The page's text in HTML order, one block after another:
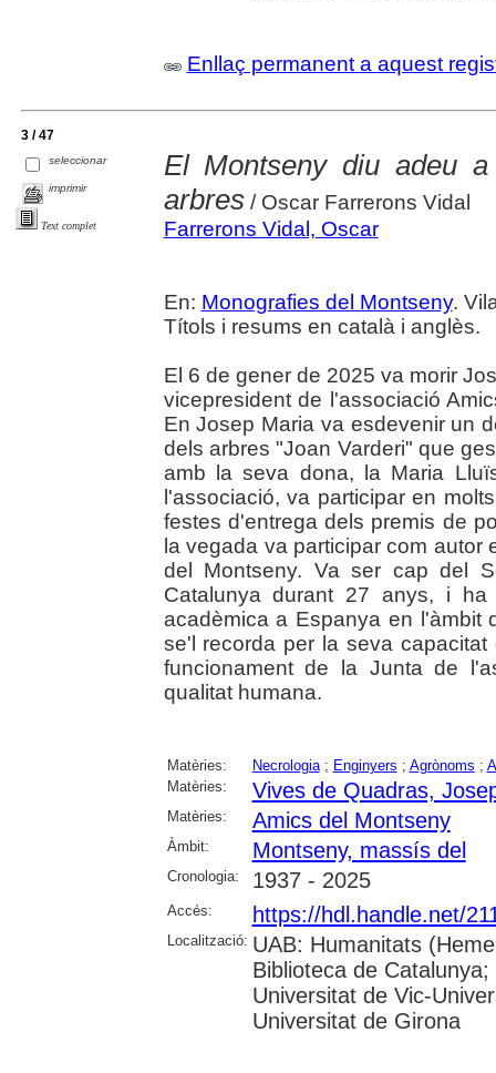
Enllaç permanent a aquest
3 / 47
seleccionar
imprimir
Text complet
El Montseny diu adeu
arbres/ Oscar Farrerons Vidal
Farrerons Vidal, Oscar
En: Monografies del Montseny.
Títols i resums en català i anglès.
El 6 de gener de 2025 va morir
vicepresident de l'associació
En Josep Maria va esdevenir un
dels arbres "Joan Varderi" que
amb la seva dona, la Maria
l'associació, va participar en
festes d'entrega dels premis de
la vegada va participar com
del Montseny. Va ser cap del
Catalunya durant 27 anys, i ha
acadèmica a Espanya en l'àmbit
se'l recorda per la seva
funcionament de la Junta de
qualitat humana.
Matèries: Necrologia; Enginyers ; Agrònoms ;
Matèries:
Vives de Quadras,
Matèries: Amics del Montseny
Àmbit: Montseny, massís del
Cronologia: 1937 - 2025
Accés: https://hdl.handle.net/
Localització: UAB: Humanitats
Biblioteca de
Universitat de Vic-
Universitat de Girona